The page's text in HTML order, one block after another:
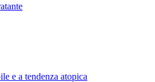
e a tendenza atopica